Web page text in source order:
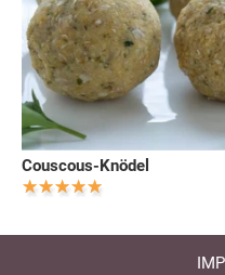
Couscous-Knödel